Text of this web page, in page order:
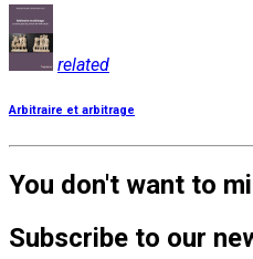
related
Arbitraire et arbitrage
You don't want to
Subscribe to our